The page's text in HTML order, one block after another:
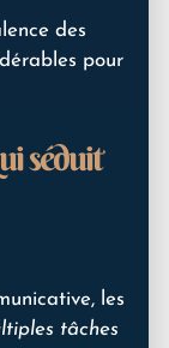
des
pour
séduit
les
tâches